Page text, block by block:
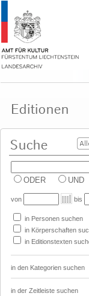
ODER UND
von bis
in Personen suchen
in Körperschaften
in Editionstexten
in den Kategorien suchen
in der Zeitleiste suchen